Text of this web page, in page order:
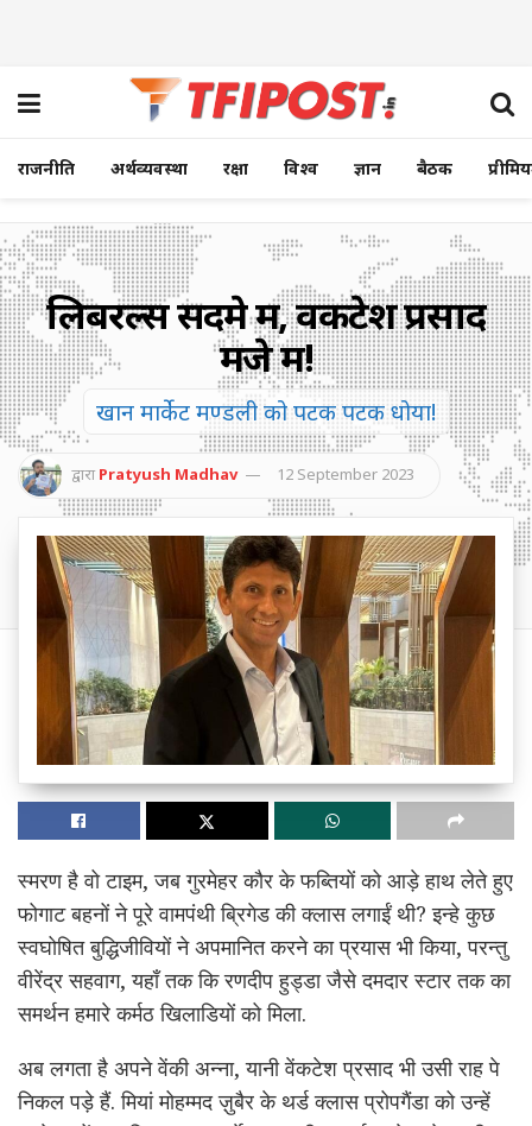
राजनीति अर्थव्यवस्था रक्षा विश्व ज्ञान बैठक
लिबरल्स सदमे में, वेंकटेश प्रसाद
मजे में!
खान मार्केट मण्डली को पटक पटक धोया!
द्वारा Pratyush Madhav 12 September 2023
स्मरण है वो टाइम, जब गुरमेहर कौर के फब्तियों को आड़े हाथ लेते हुए
फोगाट बहनों ने पूरे वामपंथी ब्रिगेड की क्लास लगाईं थी? इन्हे कुछ
स्वघोषित बुद्धिजीवियों ने अपमानित करने का प्रयास भी किया, परन्तु
वीरेंद्र सहवाग, यहाँ तक कि रणदीप हुड्डा जैसे दमदार स्टार तक का
समर्थन हमारे कर्मठ खिलाडियों को मिला.
अब लगता है अपने वेंकी अन्ना, यानी वेंकटेश प्रसाद भी उसी राह पे
निकल पड़े हैं. मियां मोहम्मद ज़ुबैर के थर्ड क्लास प्रोपगैंडा को उन्हें